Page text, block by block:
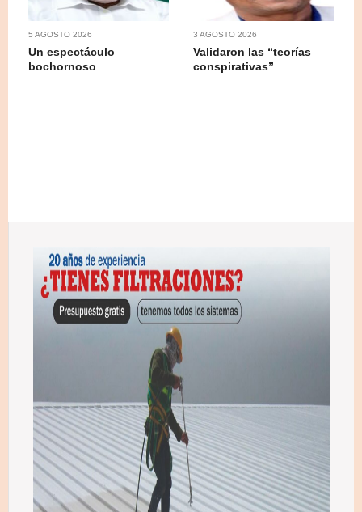
5 AGOSTO 2026
Un espectáculo
bochornoso
3 AGOSTO 2026
Validaron las “teorías
conspirativas”